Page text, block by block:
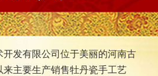
发有限公司位于美丽的河南古
主要生产销售牡丹瓷手工艺